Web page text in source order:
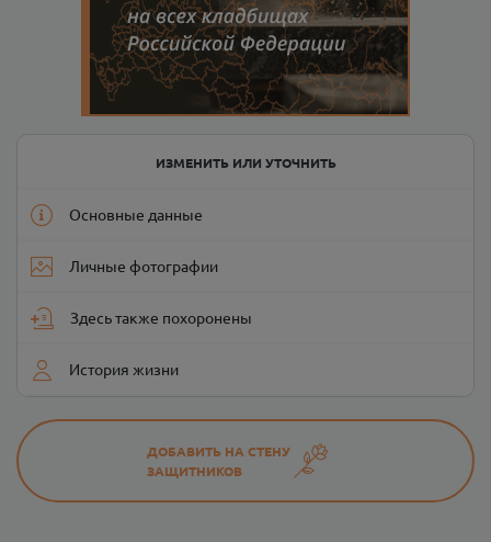
ИЗМЕНИТЬ ИЛИ УТОЧНИТЬ
Основные данные
Личные фотографии
Здесь также похоронены
История жизни
ДОБАВИТЬ НА СТЕНУ
ЗАЩИТНИКОВ